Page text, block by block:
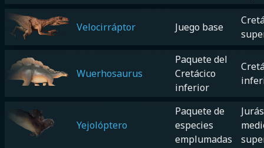
Velocirráptor Juego base
Wuerhosaurus
Paquete del
Cretácico
inferior
Yejolóptero
Paquete de
especies
emplumadas